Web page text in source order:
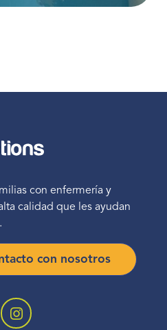
con enfermería y
calidad que les ayudan
con nosotros